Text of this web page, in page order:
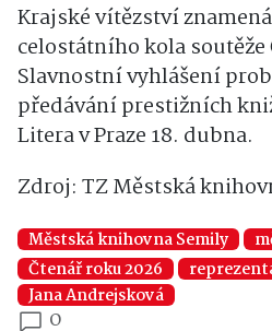
Krajské vítězství
celostátního kola
Slavnostní vyhlášení
předávání prestižních
Litera v Praze 18. dubna.
Zdroj: TZ Městská
Městská knihovna Semily
Čtenář roku 2026
Jana Andrejsková
0